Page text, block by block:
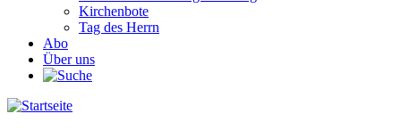
Kirchenbote
Tag des Herrn
Abo
Über uns